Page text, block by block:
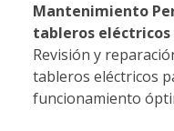
Mantenimiento
tableros eléctricos
Revisión y
tableros eléctricos
funcionamiento